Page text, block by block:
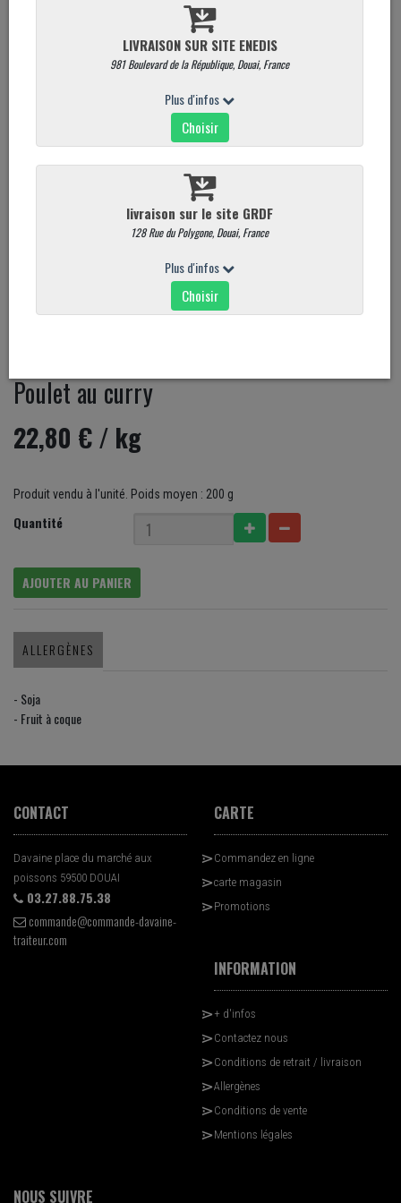
Poulet au curry
22,80 €/ kg
Produit vendu à l'unité. Poids moyen : 200 g
Quantité
AJOUTER AU PANIER
ALLERGÈNES
- Soja
- Fruit à coque
CONTACT
Davaine place du marché aux
poissons 59500 DOUAI
03.27.88.75.38
commande@commande-davaine-
traiteur.com
CARTE
Commandez en ligne
carte magasin
Promotions
INFORMATION
+ d'infos
Contactez nous
Conditions de retrait / livraison
Allergènes
Conditions de vente
Mentions légales
NOUS SUIVRE